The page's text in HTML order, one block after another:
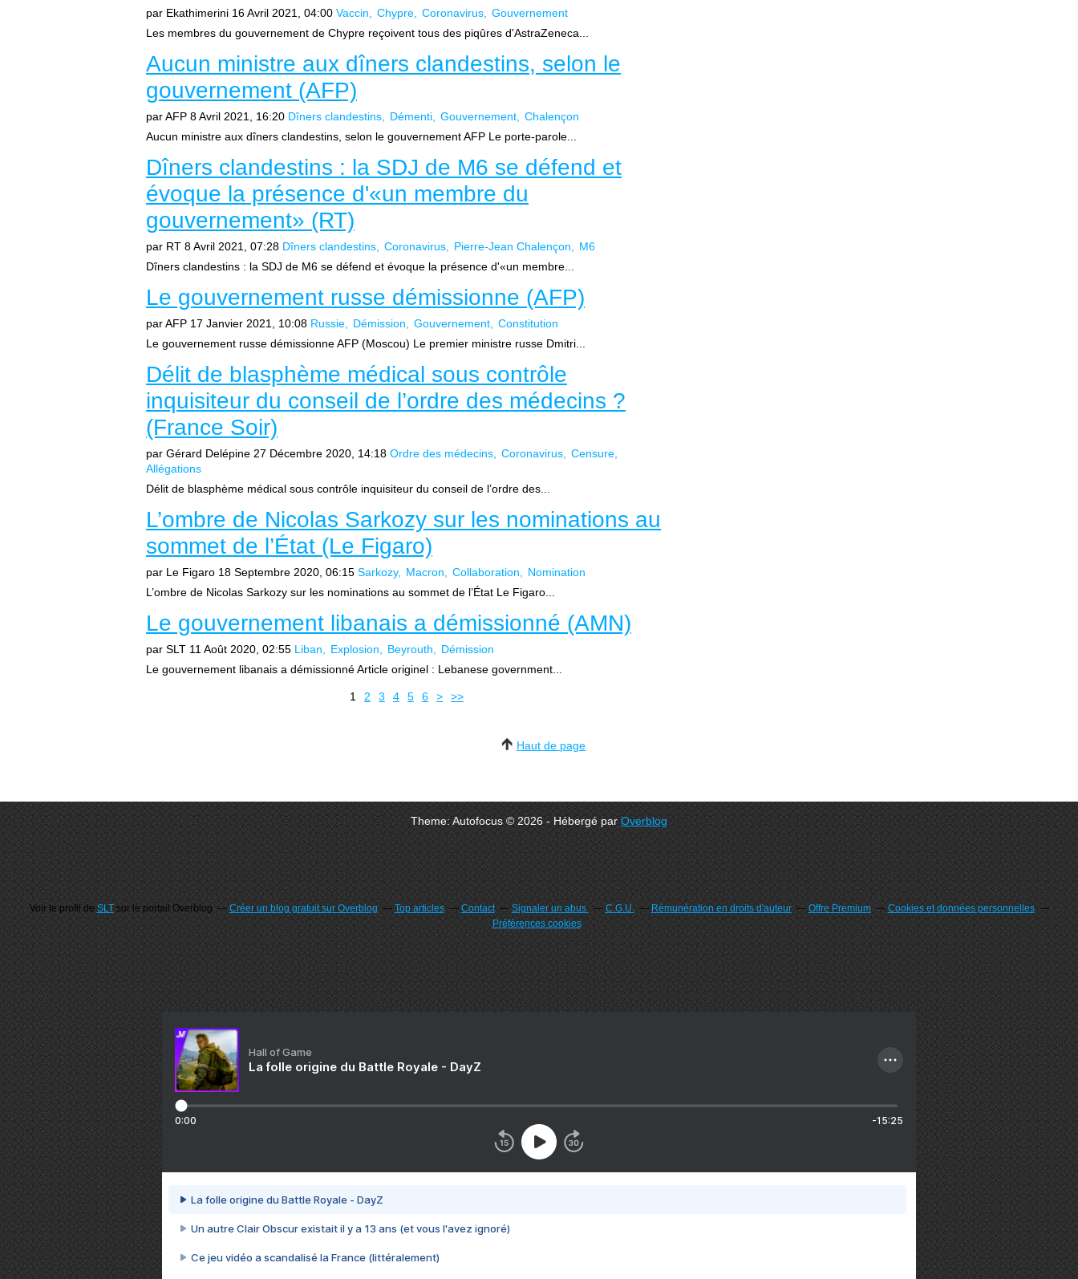
par Ekathimerini 16 Avril 2021, 04:00 Vaccin Chypre Coronavirus
Gouvernement
Les membres du gouvernement de Chypre reçoivent tous des piqûres d'AstraZeneca...
Aucun ministre aux dîners clandestins, selon le
gouvernement (AFP)
par AFP 8 Avril 2021, 16:20 Dîners clandestins Démenti Gouvernement
Chalençon
Aucun ministre aux dîners clandestins, selon le gouvernement AFP Le porte-parole...
Dîners clandestins : la SDJ de M6 se défend et
évoque la présence d'«un membre du
gouvernement» (RT)
par RT 8 Avril 2021, 07:28 Dîners clandestins Coronavirus Pierre-Jean Chalençon
M6
Dîners clandestins : la SDJ de M6 se défend et évoque la présence d'«un membre...
Le gouvernement russe démissionne (AFP)
par AFP 17 Janvier 2021, 10:08 Russie Démission Gouvernement
Constitution
Le gouvernement russe démissionne AFP (Moscou) Le premier ministre russe Dmitri...
Délit de blasphème médical sous contrôle
inquisiteur du conseil de l’ordre des médecins ?
(France Soir)
par Gérard Delépine 27 Décembre 2020, 14:18 Ordre des médecins Coronavirus
Censure
Allégations
Délit de blasphème médical sous contrôle inquisiteur du conseil de l’ordre des...
L’ombre de Nicolas Sarkozy sur les nominations au
sommet de l’État (Le Figaro)
par Le Figaro 18 Septembre 2020, 06:15 Sarkozy Macron Collaboration
Nomination
L’ombre de Nicolas Sarkozy sur les nominations au sommet de l’État Le Figaro...
Le gouvernement libanais a démissionné (AMN)
par SLT 11 Août 2020, 02:55 Liban Explosion Beyrouth
Démission
Le gouvernement libanais a démissionné Article originel : Lebanese government...
1 2 3 4 5 6 > >>
Haut de page
Theme: Autofocus © 2026 - Hébergé parOverblog
Voir le profil deSLTsur le portail Overblog Créer un blog gratuit sur Overblog Top articles Contact Signaler un abus C.G.U. Rémunération en droits d'auteur Offre Premium
Cookies et données personnelles
Préférences cookies
Hall of Game
La folle origine du Battle Royale - DayZ
0:00 -15:25
La folle origine du Battle Royale - DayZ
Un autre Clair Obscur existait il y a 13 ans (et vous l'avez ignoré)
Ce jeu vidéo a scandalisé la France (littéralement)